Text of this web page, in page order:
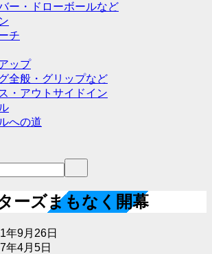
ー・ドローボールなど
チ
ップ
全般・グリップなど
・アウトサイドイン
への道
ーズまもなく開幕
年9月26日
年4月5日